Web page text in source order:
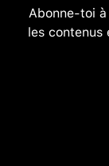
Abonne-toi
les